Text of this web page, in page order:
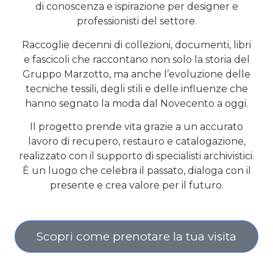
di conoscenza e ispirazione per designer e
professionisti del settore.
Raccoglie decenni di collezioni, documenti, libri
e fascicoli che raccontano non solo la storia del
Gruppo Marzotto, ma anche l’evoluzione delle
tecniche tessili, degli stili e delle influenze che
hanno segnato la moda dal Novecento a oggi.
Il progetto prende vita grazie a un accurato
lavoro di recupero, restauro e catalogazione,
realizzato con il supporto di specialisti archivistici.
È un luogo che celebra il passato, dialoga con il
presente e crea valore per il futuro.
Scopri come prenotare la tua visita